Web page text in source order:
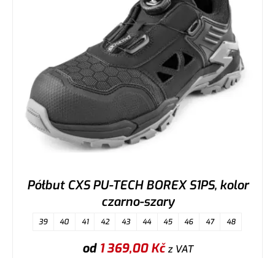
Półbut CXS PU-TECH BOREX S1PS, kolor
czarno-szary
39 40 41 42 43 44 45 46 47 48
od 1 369,00Kčz VAT